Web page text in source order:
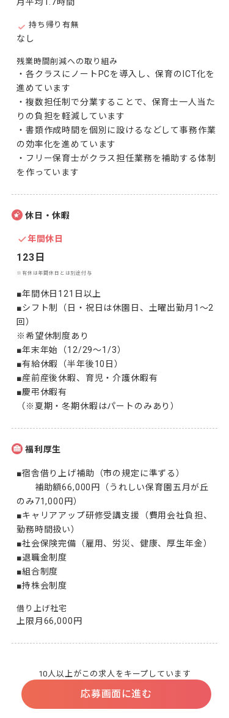
持ち帰り有無
なし
残業時間削減への取り組み
・各クラスにノートPCを導入し、保育のICT化を
進めています
・複数担任制で分業することで、保育士一人当た
りの負担を軽減しています
・書類作成時間を個別に設けるなどして事務作業
の効率化を進めています
・フリー保育士がクラス担任業務を補助する体制
を作っています
休日・休暇
年間休日
123日
※有休は年間休日とは別途付与
■年間休日121日以上
■シフト制（日・祝日は休園日、土曜出勤月1～2
回）
※希望休制度あり
■年末年始（12/29～1/3）
■有給休暇（半年後10日）
■産前産後休暇、育児・介護休暇有
■慶弔休暇有
（※夏期・冬期休暇はパートのみあり）
福利厚生
■宿舎借り上げ補助（市の規定に準ずる）
補助額66,000円（うれしい保育園五月が丘
のみ71,000円）
■キャリアアップ研修受講支援（費用会社負担、
勤務時間扱い）
■社会保険完備（雇用、労災、健康、厚生年金）
■退職金制度
■組合制度
■持株会制度
借り上げ社宅
上限月66,000円
10人以上がこの求人をキープしています
応募画面に進む